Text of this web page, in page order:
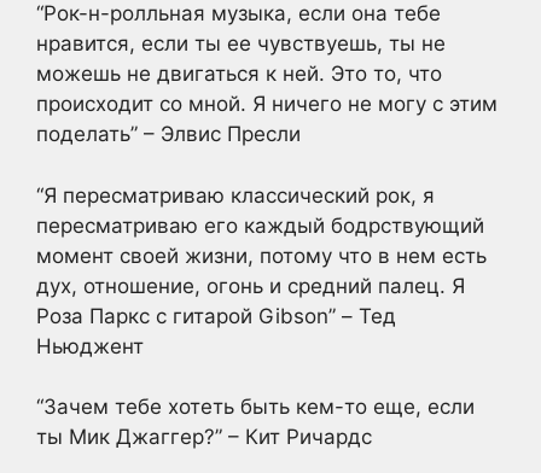
“Рок-н-ролльная музыка, если она тебе
нравится, если ты ее чувствуешь, ты не
можешь не двигаться к ней. Это то, что
происходит со мной. Я ничего не могу с этим
поделать” – Элвис Пресли
“Я пересматриваю классический рок, я
пересматриваю его каждый бодрствующий
момент своей жизни, потому что в нем есть
дух, отношение, огонь и средний палец. Я
Роза Паркс с гитарой Gibson” – Тед
Ньюджент
“Зачем тебе хотеть быть кем-то еще, если
ты Мик Джаггер?” – Кит Ричардс